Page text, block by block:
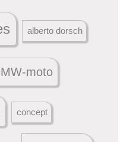
alberto dorsch
moto
concept